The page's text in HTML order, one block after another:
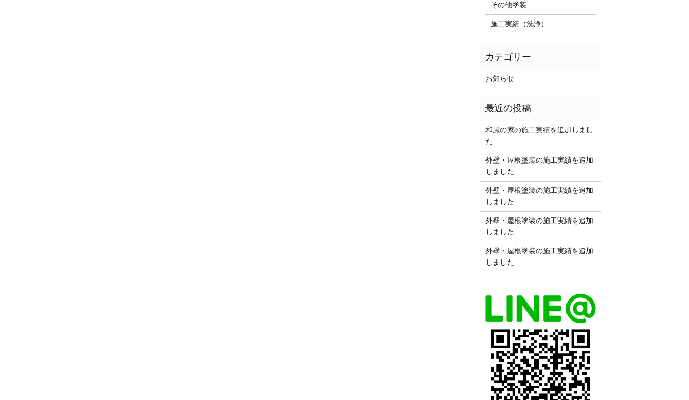
その他塗装
施工実績（洗浄）
お知らせ
和風の家の施工実績を追加しまし
た
外壁・屋根塗装の施工実績を追加
しました
外壁・屋根塗装の施工実績を追加
しました
外壁・屋根塗装の施工実績を追加
しました
外壁・屋根塗装の施工実績を追加
しました